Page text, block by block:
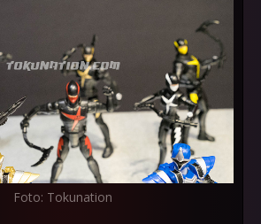
Foto: Tokunation